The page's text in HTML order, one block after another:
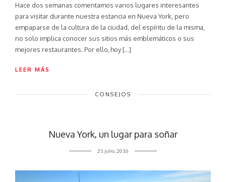
Hace dos semanas comentamos varios lugares interesantes
para visitar durante nuestra estancia en Nueva York, pero
empaparse de la cultura de la ciudad, del espíritu de la misma,
no solo implica conocer sus sitios más emblemáticos o sus
mejores restaurantes. Por ello, hoy […]
LEER MÁS
CONSEJOS
Nueva York, un lugar para soñar
21 julio, 2016